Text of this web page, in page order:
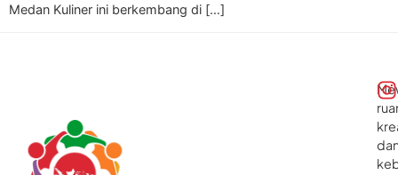
Medan Kuliner ini berkembang di […]